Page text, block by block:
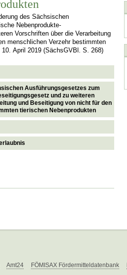
des Sächsischen
Nebenprodukte-
Vorschriften über die Verarbeitung
menschlichen Verzehr bestimmten
April 2019 (SächsGVBl. S. 268)
Ausführungsgesetzes zum
und zu weiteren
und Beseitigung von nicht für den
tierischen Nebenprodukten
Amt24 FÖMISAX Fördermitteldatenbank